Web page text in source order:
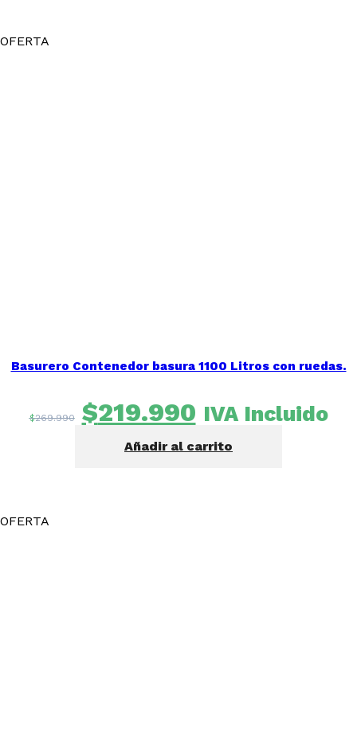
OFERTA
Basurero Contenedor basura 1100 Litros con ruedas.
$269.990 El
precio
original
$219.990El
precio
actual
IVA Incluido
Añadir al carrito
OFERTA